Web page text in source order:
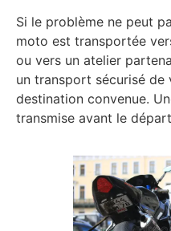
Si le problème ne peut
moto est transportée
ou vers un atelier
un transport sécurisé de
destination convenue.
transmise avant le